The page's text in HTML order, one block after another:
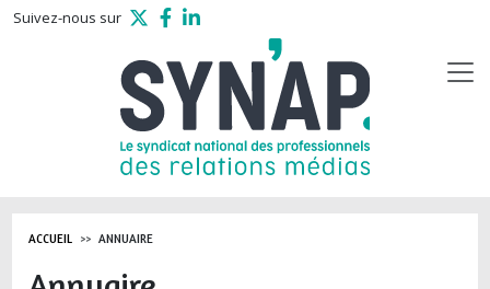
Aller au contenu principal
Suivez-nous sur
ACCUEIL ANNUAIRE